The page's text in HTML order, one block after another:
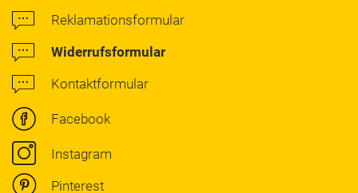
Reklamationsformular
Widerrufsformular
Kontaktformular
Facebook
Instagram
Pinterest